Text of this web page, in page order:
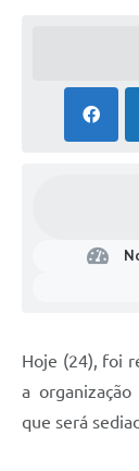
Hoje (24), foi
a
que será